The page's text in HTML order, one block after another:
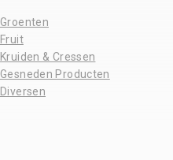
Groenten
Fruit
Kruiden & Cressen
Gesneden Producten
Diversen